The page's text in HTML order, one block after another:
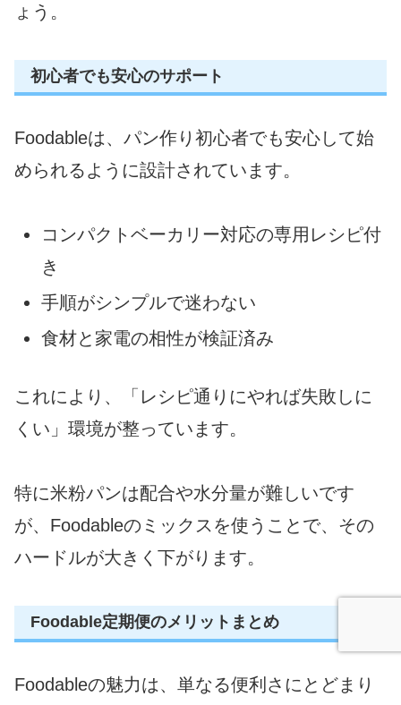
ょう。
初心者でも安心のサポート
Foodableは、パン作り初心者でも安心して始
められるように設計されています。
コンパクトベーカリー対応の専用レシピ付
き
手順がシンプルで迷わない
食材と家電の相性が検証済み
これにより、「レシピ通りにやれば失敗しに
くい」環境が整っています。
特に米粉パンは配合や水分量が難しいです
が、Foodableのミックスを使うことで、その
ハードルが大きく下がります。
Foodable定期便のメリットまとめ
Foodableの魅力は、単なる便利さにとどまり